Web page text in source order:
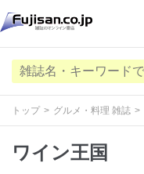
トップ グルメ・料理 雑誌
ワイン王国